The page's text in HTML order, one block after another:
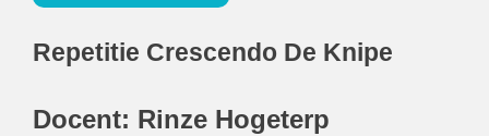
Repetitie Crescendo De Knipe
Docent: Rinze Hogeterp